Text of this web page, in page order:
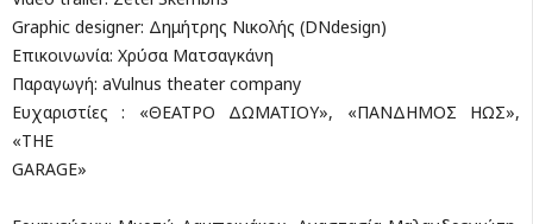
Graphic designer: Δημήτρης Νικολής (DNdesign)
Επικοινωνία: Χρύσα Ματσαγκάνη
Παραγωγή: aVulnus theater company
Ευχαριστίες : «ΘΕΑΤΡΟ ΔΩΜΑΤΙΟΥ», «ΠΑΝΔΗΜΟΣ ΗΩΣ»,
«ΤΗΕ
GARAGE»